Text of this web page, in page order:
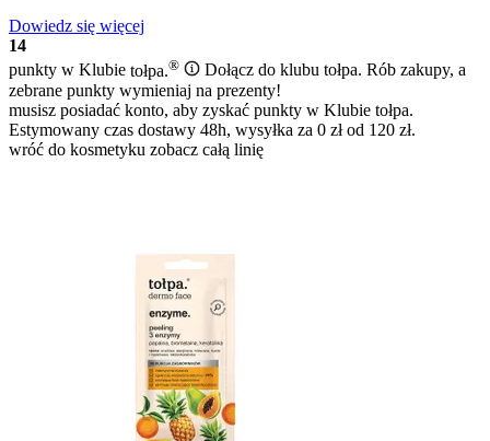
Dowiedz się więcej
14
punkty w Klubie tołpa.®
Dołącz do klubu tołpa. Rób zakupy, a
zebrane punkty wymieniaj na prezenty!
musisz posiadać konto, aby zyskać punkty w Klubie tołpa.
Estymowany czas dostawy 48h, wysyłka za 0 zł od 120 zł.
wróć do kosmetyku zobacz całą linię